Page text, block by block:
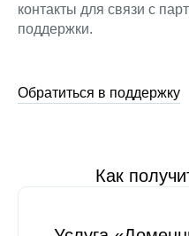
контакты для связи с
поддержки.
Обратиться в поддержку
Как